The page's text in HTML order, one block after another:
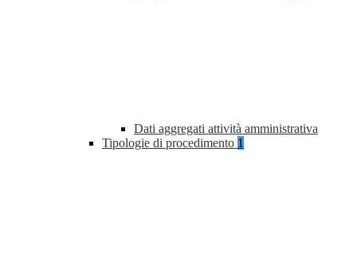
Dati aggregati attività amministrativa
Tipologie di procedimento 1